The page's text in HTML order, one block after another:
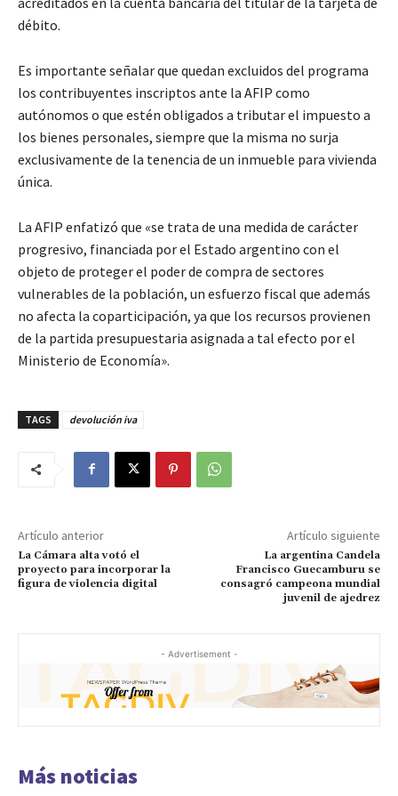
débito.
Es importante señalar que quedan excluidos del programa
los contribuyentes inscriptos ante la AFIP como
autónomos o que estén obligados a tributar el impuesto a
los bienes personales, siempre que la misma no surja
exclusivamente de la tenencia de un inmueble para vivienda
única.
La AFIP enfatizó que «se trata de una medida de carácter
progresivo, financiada por el Estado argentino con el
objeto de proteger el poder de compra de sectores
vulnerables de la población, un esfuerzo fiscal que además
no afecta la coparticipación, ya que los recursos provienen
de la partida presupuestaria asignada a tal efecto por el
Ministerio de Economía».
TAGS devolución iva
Artículo anterior
La Cámara alta votó el
proyecto para incorporar la
figura de violencia digital
Artículo siguiente
La argentina Candela
Francisco Guecamburu se
consagró campeona mundial
juvenil de ajedrez
- Advertisement -
Más noticias